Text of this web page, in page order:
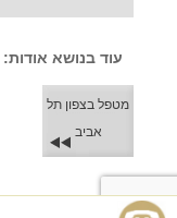
עוד בנושא אודות:
מטפל בצפון תל
אביב